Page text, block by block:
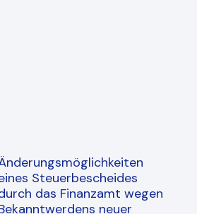
Steuerbescheides
das Finanzamt wegen
neuer